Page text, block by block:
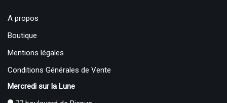
A propos
Boutique
Mentions légales
Conditions Générales de Vente
Mercredi sur la Lune